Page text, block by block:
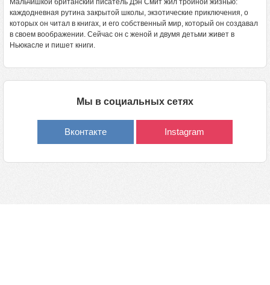
Мальчишкой британский писатель Дэн Смит жил тройной жизнью:
каждодневная рутина закрытой школы, экзотические приключения, о
которых он читал в книгах, и его собственный мир, который он создавал
в своем воображении. Сейчас он с женой и двумя детьми живет в
Ньюкасле и пишет книги.
Мы в социальных сетях
Вконтакте Instagram